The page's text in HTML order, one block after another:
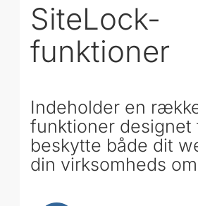
SiteLock-
funktioner
Indeholder en
funktioner designet
beskytte både dit
din virksomheds